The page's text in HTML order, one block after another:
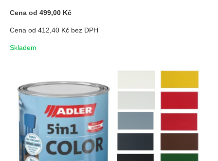
Cena od 499,00 Kč
Cena od 412,40 Kč bez DPH
Skladem